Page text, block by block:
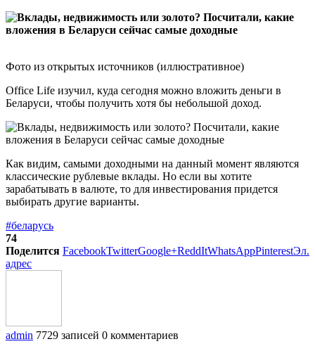
Фото из открытых источников (иллюстративное)
Office Life изучил, куда сегодня можно вложить деньги в
Беларуси, чтобы получить хотя бы небольшой доход.
Как видим, самыми доходными на данный момент являются
классические рублевые вклады. Но если вы хотите
зарабатывать в валюте, то для инвестирования придется
выбирать другие варианты.
#беларусь
74
Поделится FacebookTwitterGoogle+ReddItWhatsAppPinterestЭл.
адрес
admin 7729 записей 0 комментариев